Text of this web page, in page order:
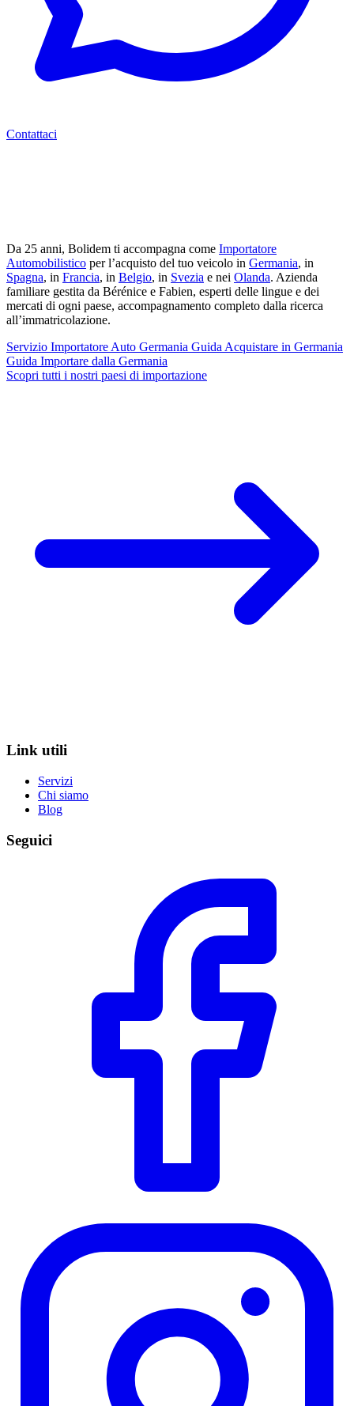
Contattaci
Da 25 anni, Bolidem ti accompagna come Importatore
Automobilistico per l’acquisto del tuo veicolo in Germania, in
Spagna, in Francia, in Belgio, in Svezia e nei Olanda. Azienda
familiare gestita da Bérénice e Fabien, esperti delle lingue e dei
mercati di ogni paese, accompagnamento completo dalla ricerca
all’immatricolazione.
Servizio Importatore Auto Germania Guida Acquistare in Germania
Guida Importare dalla Germania
Scopri tutti i nostri paesi di importazione
Link utili
Servizi
Chi siamo
Blog
Seguici